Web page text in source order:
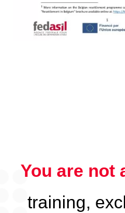
You are not
training,